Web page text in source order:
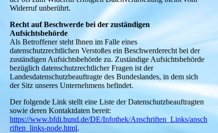
Widerruf unberührt.
Recht auf Beschwerde bei der zuständigen
Aufsichtsbehörde
Als Betroffener steht Ihnen im Falle eines
datenschutzrechtlichen Verstoßes ein Beschwerderecht bei der
zuständigen Aufsichtsbehörde zu. Zuständige Aufsichtsbehörde
bezüglich datenschutzrechtlicher Fragen ist der
Landesdatenschutzbeauftragte des Bundeslandes, in dem sich
der Sitz unseres Unternehmens befindet.
Der folgende Link stellt eine Liste der Datenschutzbeauftragten
sowie deren Kontaktdaten bereit:
https://www.bfdi.bund.de/DE/Infothek/Anschriften_Links/ansch
riften_links-node.html.